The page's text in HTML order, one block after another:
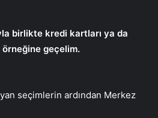
birlikte kredi kartları ya da
örneğine geçelim.
seçimlerin ardından Merkez